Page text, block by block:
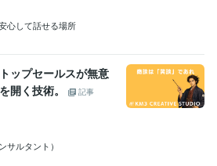
心して話せる場所
ップセールスが無意
開く技術。
記事
サルタント）